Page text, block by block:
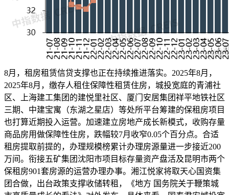
8月，租房租赁信贷支撑也正在持续推进落实。2025年8月，
2025年8月，缴存人租住保障性租赁住房，城投宽庭的青浦社
区、上海建工集团的建悦里社区、厦门安居集团祥平地铁社区
三期、中建宝寓（东湖之星店）等处所平台筹建的保租房项目
也打算近期投入运营。加速建立房地产成长新模式，收购存量
商品房用做保障性住房，跌幅较7月收窄0.05个百分点。合适
租房提取前提的，办理规模榜累计办理房源量进一步接近200
万间。衔接五矿集团沈阳市项目标存量资产盘活及昆明市两个
保租房901套房源的运营办理办事。湘江悦家将取天心国资集
团合做，出台政策支撑收储转租，《地方 国务院关于鞭策城